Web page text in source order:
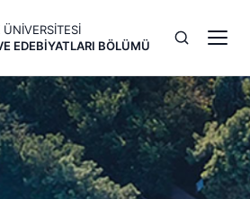
EDEBIYATLARI BÖLÜMÜ